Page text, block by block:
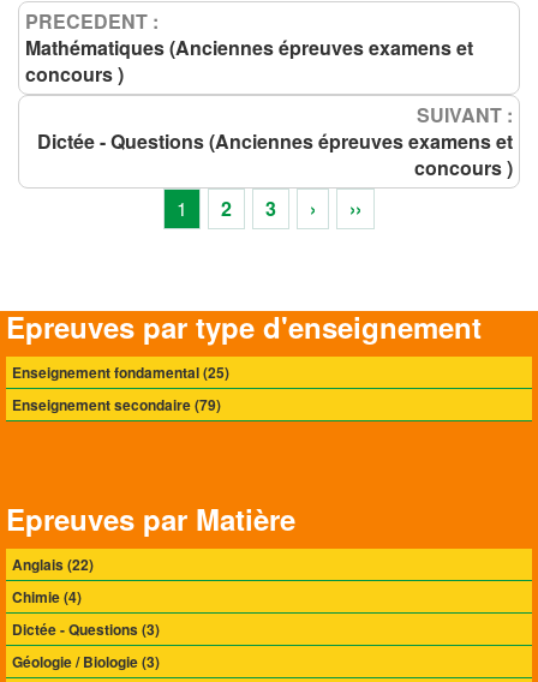
PRECEDENT :
Mathématiques (Anciennes épreuves examens et
concours )
SUIVANT :
Dictée - Questions (Anciennes épreuves examens et
concours )
1
2 3 › ››
Epreuves par type d'enseignement
Enseignement fondamental (25)
Enseignement secondaire (79)
Epreuves par Matière
Anglais (22)
Chimie (4)
Dictée - Questions (3)
Géologie / Biologie (3)